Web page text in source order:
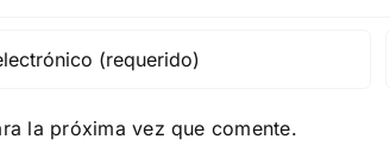
la próxima vez que comente.